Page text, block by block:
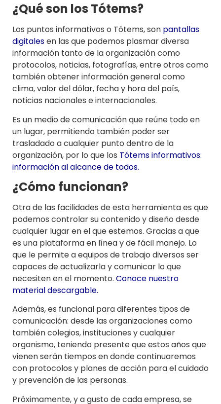
¿Qué son los Tótems?
Los puntos informativos o Tótems, son pantallas
digitalesen las que podemos plasmar diversa
información tanto de la organización como
protocolos, noticias, fotografías, entre otros como
también obtener información general como
clima, valor del dólar, fecha y hora del país,
noticias nacionales e internacionales.
Es un medio de comunicación que reúne todo en
un lugar, permitiendo también poder ser
trasladado a cualquier punto dentro de la
organización, por lo que los Tótems informativos:
información al alcance de todos.
¿Cómo funcionan?
Otra de las facilidades de esta herramienta es que
podemos controlar su contenido y diseño desde
cualquier lugar en el que estemos. Gracias a que
es una plataforma en línea y de fácil manejo. Lo
que le permite a equipos de trabajo diversos ser
capaces de actualizarla y comunicar lo que
necesiten en el momento. Conoce nuestro
material descargable.
Además, es funcional para diferentes tipos de
comunicación: desde las organizaciones como
también colegios, instituciones y cualquier
organismo, teniendo presente que estos años que
vienen serán tiempos en donde continuaremos
con protocolos y planes de acción para el cuidado
y prevención de las personas.
Próximamente, y a gusto de cada empresa, se